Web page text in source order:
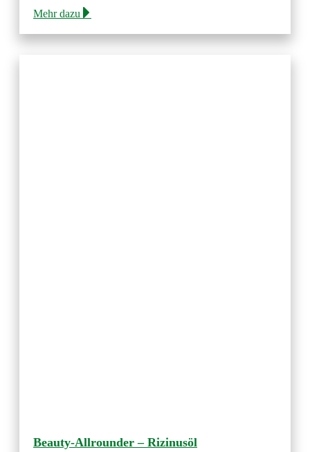
Mehr dazu
Beauty-Allrounder – Rizinusöl